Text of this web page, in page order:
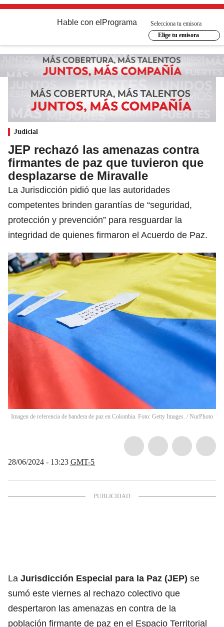
Hable con el Programa
Selecciona tu emisora
Elige tu emisora
Judicial
JEP rechazó las amenazas contra
firmantes de paz que tuvieron que
desplazarse de Miravalle
La Jurisdicción pidió que las autoridades
competentes brinden garantías de “seguridad,
protección y prevención” para resguardar la
integridad de quienes firmaron el Acuerdo de Paz.
Imagen de referencia de bandera de paz en Colombia. Foto: Getty Images. / NurPhoto
28/06/2024 - 13:23 GMT-5
La Jurisdicción Especial para la Paz (JEP) se
sumó este viernes al rechazo colectivo que
despertaron las amenazas en contra de la
población firmante de paz en el Espacio Territorial